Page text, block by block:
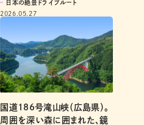
日本の絶景ドライブルート
2026.05.27
国道186号滝山峡（広島県）。
周囲を深い森に囲まれた、鏡